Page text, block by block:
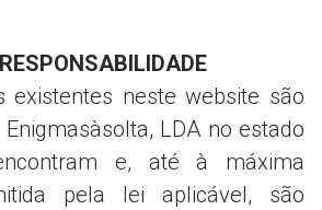
existentes neste website são
LDA no estado
e, até à máxima
pela lei aplicável, são